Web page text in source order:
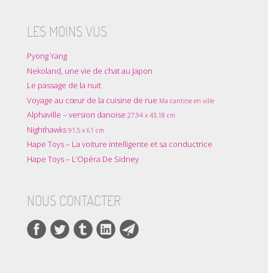
LES MOINS VUS
Pyong Yang
Nekoland, une vie de chat au Japon
Le passage de la nuit
Voyage au cœur de la cuisine de rue Ma cantine en ville
Alphaville – version danoise 27,94 x 43,18 cm
Nighthawks 91,5 x 61 cm
Hape Toys – La voiture intelligente et sa conductrice
Hape Toys – L’Opéra De Sidney
NOUS CONTACTER